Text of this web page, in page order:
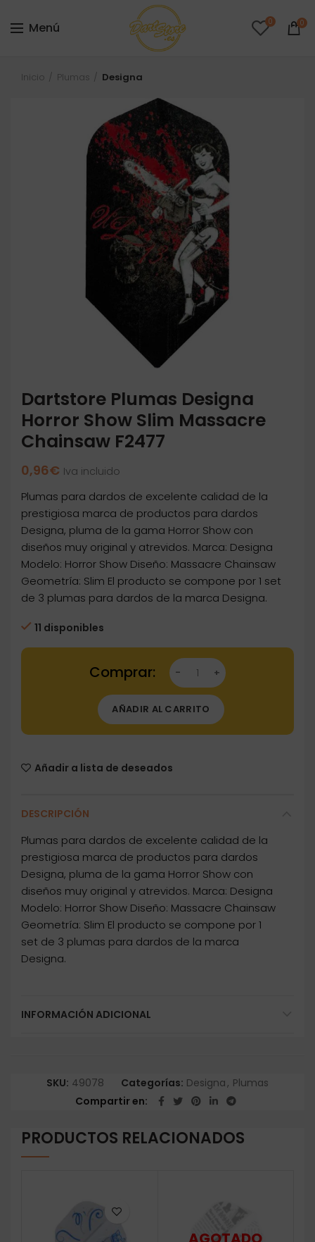
Menú 0 0
Inicio Plumas Designa
Dartstore Plumas Designa
Horror Show Slim Massacre
Chainsaw F2477
0,96€ Iva incluido
Plumas para dardos de excelente calidad de la
prestigiosa marca de productos para dardos
Designa, pluma de la gama Horror Show con
diseños muy original y atrevidos. Marca: Designa
Modelo: Horror Show Diseño: Massacre Chainsaw
Geometría: Slim El producto se compone por 1 set
de 3 plumas para dardos de la marca Designa.
11 disponibles
Dartstore Plumas Designa Horror Show Slim
AÑADIR AL CARRITO
Añadir a lista de deseados
DESCRIPCIÓN
Plumas para dardos de excelente calidad de la
prestigiosa marca de productos para dardos
Designa, pluma de la gama Horror Show con
diseños muy original y atrevidos. Marca: Designa
Modelo: Horror Show Diseño: Massacre Chainsaw
Geometría: Slim El producto se compone por 1
set de 3 plumas para dardos de la marca
Designa.
INFORMACIÓN ADICIONAL
SKU: 49078 Categorías: Designa, Plumas
Compartir en
PRODUCTOS RELACIONADOS